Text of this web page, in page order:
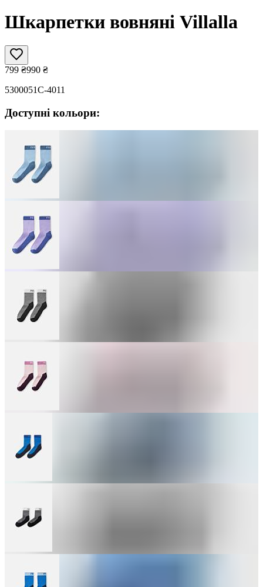
Шкарпетки вовняні Villalla
799 ₴990 ₴
5300051C-4011
Доступні кольори: